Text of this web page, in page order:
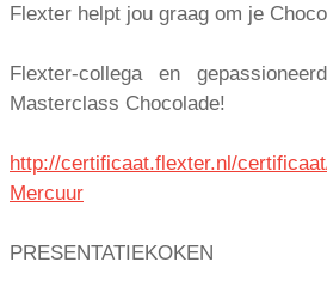
Flexter helpt jou graag om je
Flexter-collega en
Masterclass Chocolade!
http://certificaat.flexter.nl/
Mercuur
PRESENTATIEKOKEN